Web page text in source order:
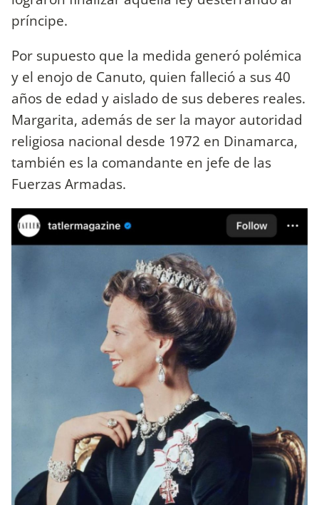
príncipe.
Por supuesto que la medida generó polémica
y el enojo de Canuto, quien falleció a sus 40
años de edad y aislado de sus deberes reales.
Margarita, además de ser la mayor autoridad
religiosa nacional desde 1972 en Dinamarca,
también es la comandante en jefe de las
Fuerzas Armadas.